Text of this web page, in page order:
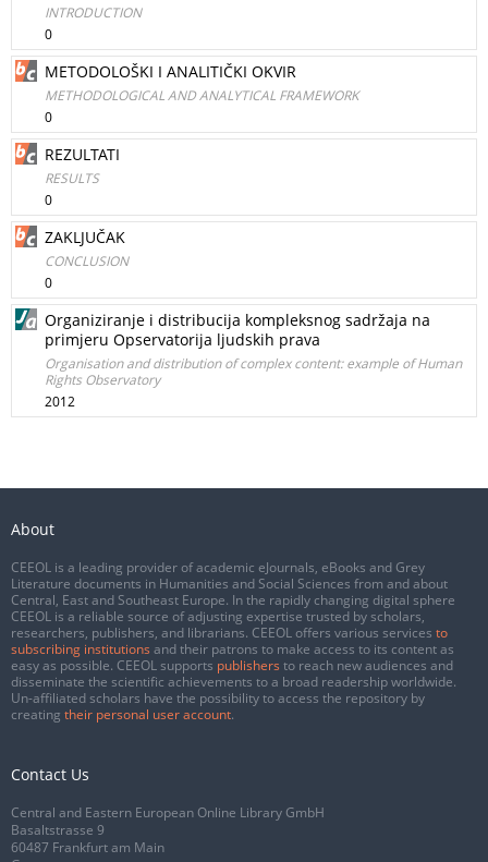
INTRODUCTION
0
METODOLOŠKI I ANALITIČKI OKVIR
METHODOLOGICAL AND ANALYTICAL FRAMEWORK
0
REZULTATI
RESULTS
0
ZAKLJUČAK
CONCLUSION
0
Organiziranje i distribucija kompleksnog sadržaja na
primjeru Opservatorija ljudskih prava
Organisation and distribution of complex content: example of Human
Rights Observatory
2012
About
CEEOL is a leading provider of academic eJournals, eBooks and Grey
Literature documents in Humanities and Social Sciences from and about
Central, East and Southeast Europe. In the rapidly changing digital sphere
CEEOL is a reliable source of adjusting expertise trusted by scholars,
researchers, publishers, and librarians. CEEOL offers various services to
subscribing institutions and their patrons to make access to its content as
easy as possible. CEEOL supports publishers to reach new audiences and
disseminate the scientific achievements to a broad readership worldwide.
Un-affiliated scholars have the possibility to access the repository by
creating their personal user account.
Contact Us
Central and Eastern European Online Library GmbH
Basaltstrasse 9
60487 Frankfurt am Main